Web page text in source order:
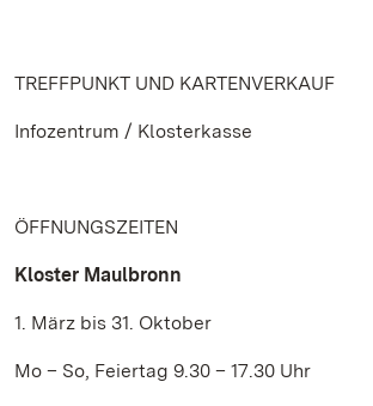
TREFFPUNKT UND KARTENVERKAUF
Infozentrum / Klosterkasse
ÖFFNUNGSZEITEN
Kloster Maulbronn
1. März bis 31. Oktober
Mo – So, Feiertag 9.30 – 17.30 Uhr